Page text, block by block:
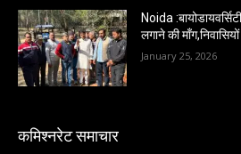
Noida
लगाने की
January 25, 2026
कमिश्नरेट समाचार